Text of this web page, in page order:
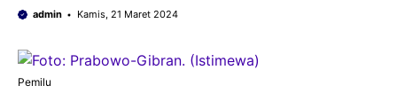
admin Kamis, 21 Maret 2024
Pemilu